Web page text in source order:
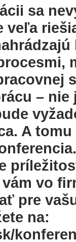
sa
veľa
– nie
A
vo
pre
na: